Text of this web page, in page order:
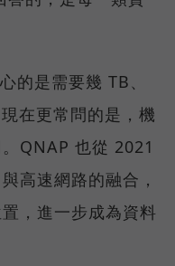
的是需要幾 TB、
在更常問的是，機
QNAP 也從 2021
高速網路的融合，
，進一步成為資料